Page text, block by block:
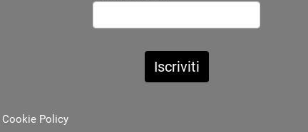
Cookie Policy